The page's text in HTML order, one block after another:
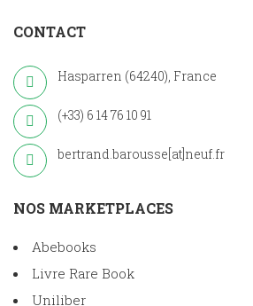
CONTACT
Hasparren (64240), France
(+33) 6 14 76 10 91
bertrand.barousse[at]neuf.fr
NOS MARKETPLACES
Abebooks
Livre Rare Book
Uniliber